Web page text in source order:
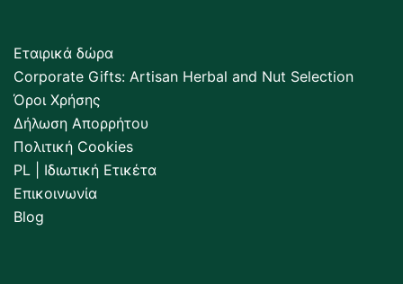
Εταιρικά δώρα
Corporate Gifts: Artisan Herbal and Nut Selection
Όροι Χρήσης
Δήλωση Απορρήτου
Πολιτική Cookies
PL | Ιδιωτική Ετικέτα
Επικοινωνία
Blog